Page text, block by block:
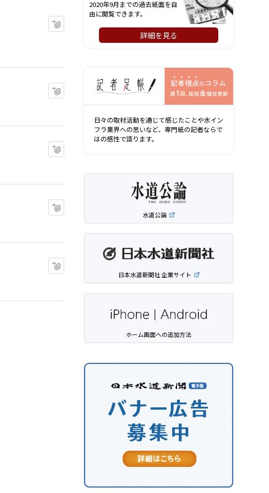
マイクリップに追加
マイクリップに追加
2020年9月までの過去紙面を自
由に閲覧できます。
詳細を見る
日々の取材活動を通じて感じたことや水イン
フラ業界への思いなど、専門紙の記者ならで
はの感性で語ります。
水道公論
日本水道新聞社 企業サイト
ホーム画面への追加方法